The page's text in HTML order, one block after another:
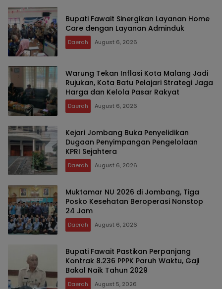
Bupati Fawait Sinergikan Layanan Home
Care dengan Layanan Adminduk
Daerah August 6, 2026
Warung Tekan Inflasi Kota Malang Jadi
Rujukan, Kota Batu Pelajari Strategi Jaga
Harga dan Kelola Pasar Rakyat
Daerah August 6, 2026
Kejari Jombang Buka Penyelidikan
Dugaan Penyimpangan Pengelolaan
KPRI Sejahtera
Daerah August 6, 2026
Muktamar NU 2026 di Jombang, Tiga
Posko Kesehatan Beroperasi Nonstop
24 Jam
Daerah August 6, 2026
Bupati Fawait Pastikan Perpanjang
Kontrak 8.236 PPPK Paruh Waktu, Gaji
Bakal Naik Tahun 2029
Daerah August 5, 2026